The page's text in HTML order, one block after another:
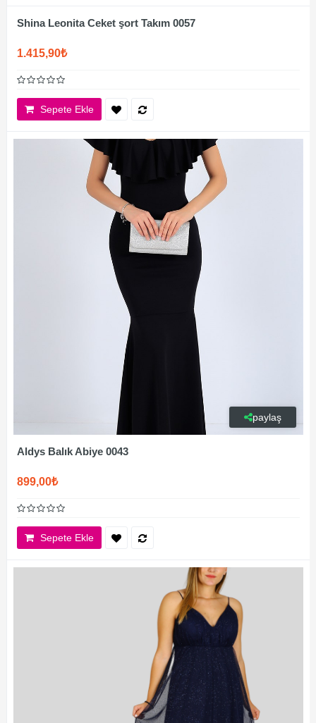
Shina Leonita Ceket şort Takım 0057
1.415,90₺
Sepete Ekle
paylaş
Aldys Balık Abiye 0043
899,00₺
Sepete Ekle